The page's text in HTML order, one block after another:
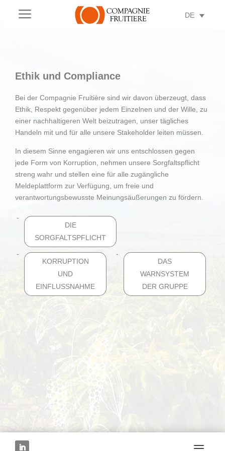
a DE
Ethik und Compliance
Bei der Compagnie Fruitière sind wir davon überzeugt, dass
Ethik, Respekt gegenüber jedem Einzelnen und der Wille, zu
einer nachhaltigeren Welt beizutragen, unser tägliches
Handeln mit und für alle unsere Stakeholder leiten müssen.
In diesem Sinne engagieren wir uns entschlossen gegen
jede Form von Korruption, nehmen unsere Sorgfaltspflicht
streng wahr und stellen eine für alle zugängliche
Meldeplattform zur Verfügung, um freie und
verantwortungsbewusste Meinungsäußerungen zu fördern.
DIE
SORGFALTSPFLICHT
KORRUPTION
UND
EINFLUSSNAHME
DAS
WARNSYSTEM
DER GRUPPE